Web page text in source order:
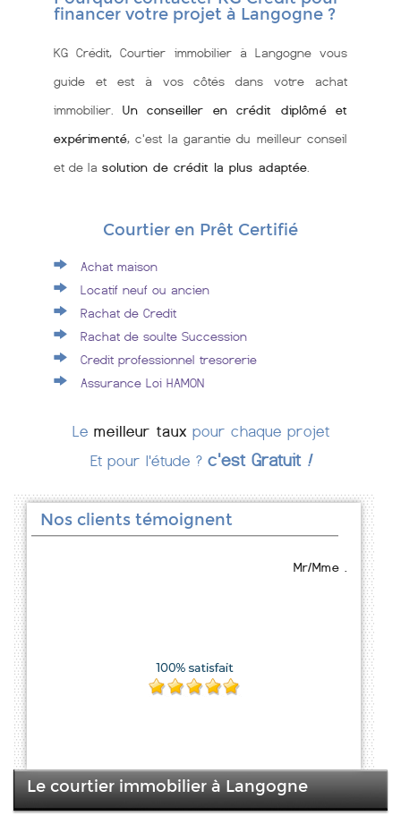
financer votre projet à Langogne ?
KG Crédit, Courtier immobilier à Langogne vous
guide et est à vos côtés dans votre achat
immobilier. Un conseiller en crédit diplômé et
expérimenté, c'est la garantie du meilleur conseil
et de la solution de crédit la plus adaptée
Courtier en Prêt Certifié
Achat maison
Locatif neuf ou ancien
Rachat de Credit
Rachat de soulte Succession
Credit professionnel tresorerie
Assurance Loi HAMON
Le meilleur taux pour chaque projet
Et pour l'étude ? c'est Gratuit !
Nos clients témoignent
Mr/Mme .
Le courtier immobilier à Langogne